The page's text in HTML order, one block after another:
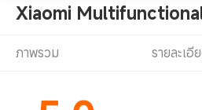
Xiaomi
ภาพรวม รายละเอี